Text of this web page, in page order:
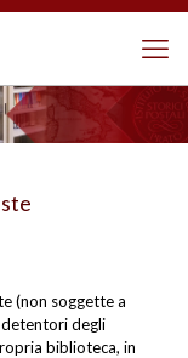
(non soggette a
detentori degli
biblioteca, in